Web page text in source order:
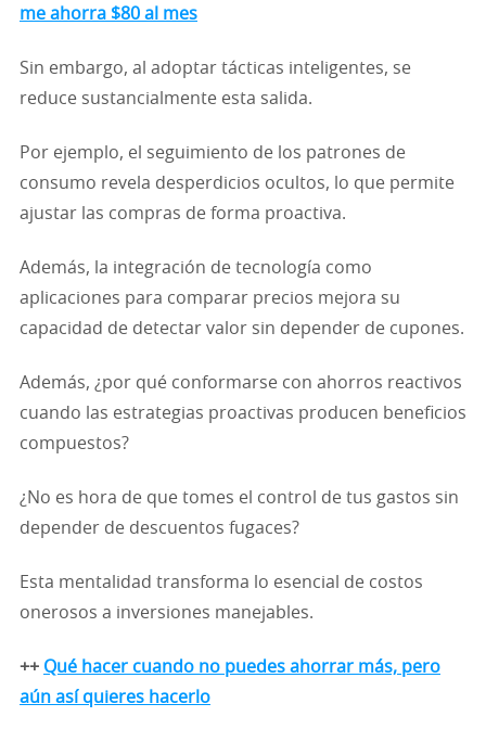
me ahorra $80 al mes
Sin embargo, al adoptar tácticas inteligentes, se
reduce sustancialmente esta salida.
Por ejemplo, el seguimiento de los patrones de
consumo revela desperdicios ocultos, lo que permite
ajustar las compras de forma proactiva.
Además, la integración de tecnología como
aplicaciones para comparar precios mejora su
capacidad de detectar valor sin depender de cupones.
Además, ¿por qué conformarse con ahorros reactivos
cuando las estrategias proactivas producen beneficios
compuestos?
¿No es hora de que tomes el control de tus gastos sin
depender de descuentos fugaces?
Esta mentalidad transforma lo esencial de costos
onerosos a inversiones manejables.
++ Qué hacer cuando no puedes ahorrar más, pero
aún así quieres hacerlo